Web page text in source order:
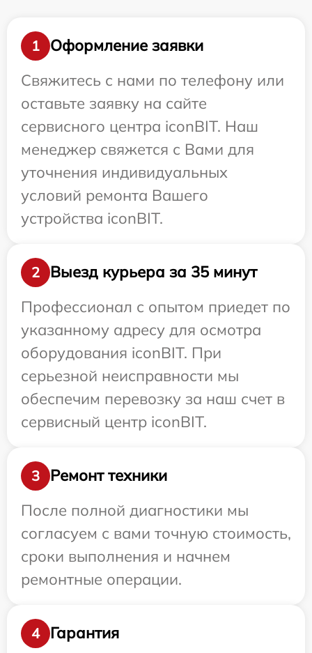
1
Оформление заявки
Свяжитесь с нами по телефону или
оставьте заявку на сайте
сервисного центра iconBIT. Наш
менеджер свяжется с Вами для
уточнения индивидуальных
условий ремонта Вашего
устройства iconBIT.
2
Выезд курьера за 35 минут
Профессионал с опытом приедет по
указанному адресу для осмотра
оборудования iconBIT. При
серьезной неисправности мы
обеспечим перевозку за наш счет в
сервисный центр iconBIT.
3
Ремонт техники
После полной диагностики мы
согласуем с вами точную стоимость,
сроки выполнения и начнем
ремонтные операции.
4 Гарантия